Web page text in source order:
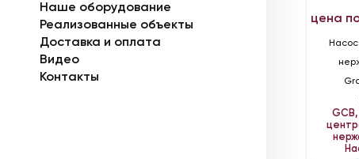
Наше оборудование
Реализованные объекты
Доставка и оплата
Видео
Контакты
цена
Насос
GCB,